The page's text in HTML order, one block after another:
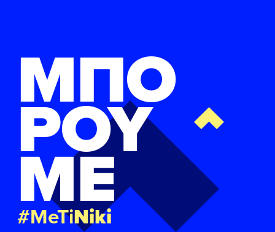
ΜΠΟ
ΡΟΥ
ΜΕ
#MeTiNiki